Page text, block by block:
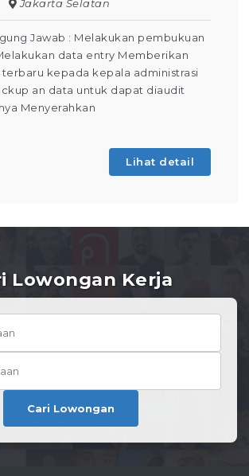
Jakarta Selatan
Jawab : Melakukan pembukuan
data entry Memberikan
kepada kepala administrasi
an data untuk dapat diaudit
Menyerahkan
Lihat detail
Lowongan Kerja
Cari Lowongan